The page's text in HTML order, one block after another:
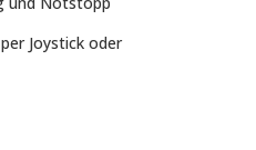
Joystick oder